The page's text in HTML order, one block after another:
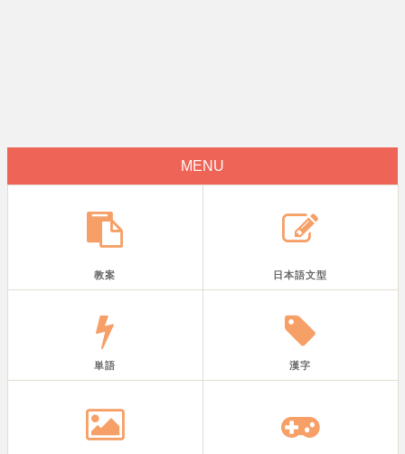
MENU
教案 日本語文型
単語 漢字